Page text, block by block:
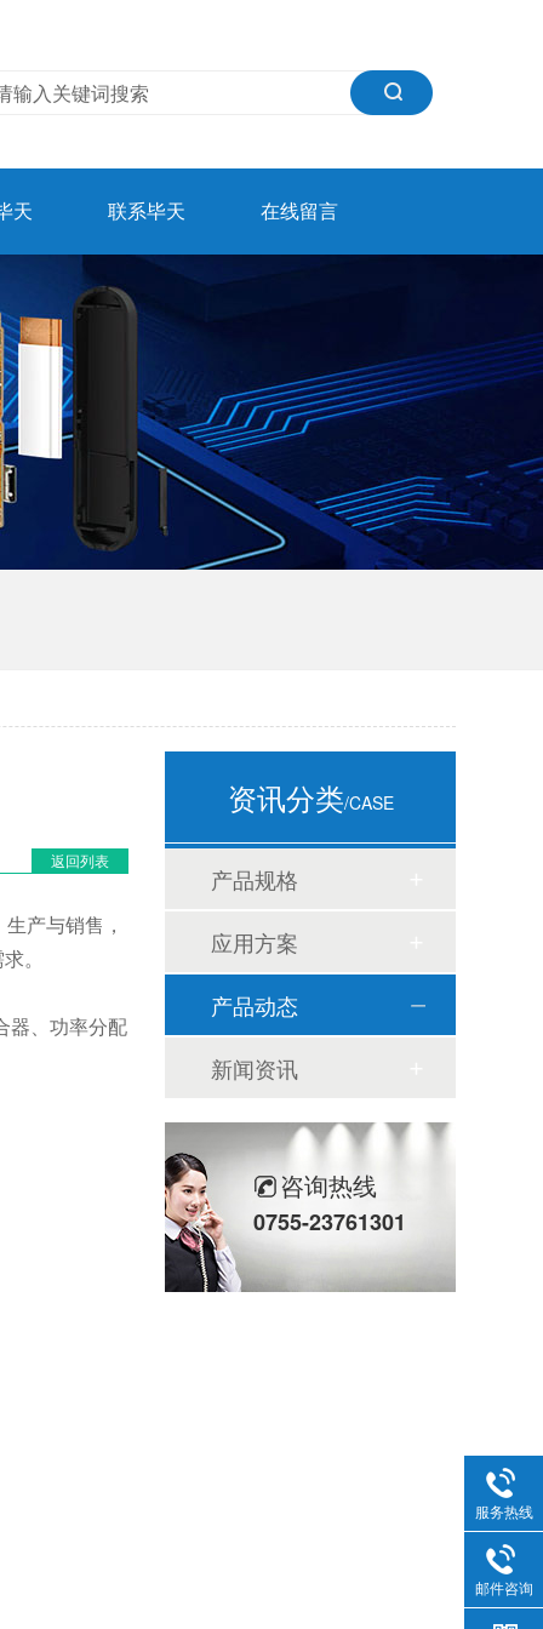
天 联系毕天 在线留言
返回列表
产与销售，
。
器、功率分配
资讯分类/CASE
产品规格
应用方案
产品动态
新闻资讯
咨询热线
0755-23761301
服务热线
邮件咨询